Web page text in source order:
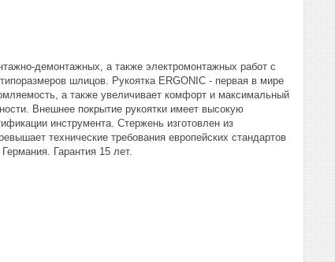
демонтажных, а также электромонтажных работ с
шлицов. Рукоятка ERGONIC - первая в мире
а также увеличивает комфорт и максимальный
Внешнее покрытие рукоятки имеет высокую
инструмента. Стержень изготовлен из
технические требования европейских стандартов
Гарантия 15 лет.